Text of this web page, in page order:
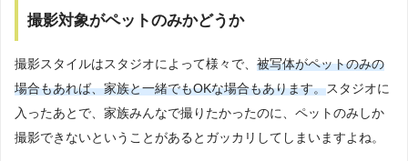
撮影対象がペットのみかどうか
撮影スタイルはスタジオによって様々で、 被写体がペットのみの
場合もあれば、家族と一緒でもOKな場合もあります。スタジオに
入ったあとで、家族みんなで撮りたかったのに、ペットのみしか
撮影できないということがあるとガッカリしてしまいますよね。